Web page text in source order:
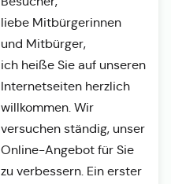
liebe Mitbürgerinnen
und Mitbürger,
ich heiße Sie auf unseren
Internetseiten herzlich
willkommen. Wir
versuchen ständig, unser
Online-Angebot für Sie
zu verbessern. Ein erster